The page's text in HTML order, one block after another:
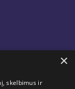
×
skelbimus ir